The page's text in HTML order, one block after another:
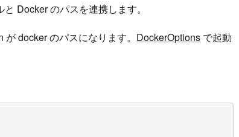
Docker のパスを連携します。
docker のパスになります。 DockerOptions で起動